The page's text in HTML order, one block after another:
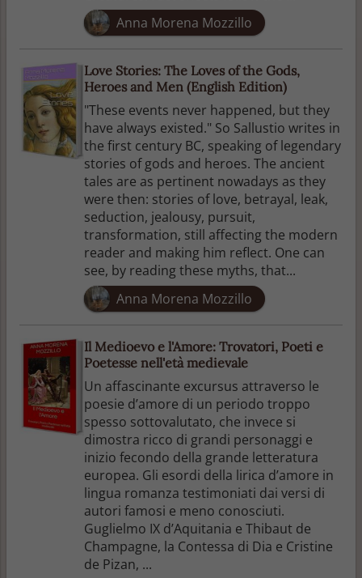
Anna Morena Mozzillo
Love Stories: The Loves of the Gods,
Heroes and Men (English Edition)
"These events never happened, but they
have always existed." So Sallustio writes in
the first century BC, speaking of legendary
stories of gods and heroes. The ancient
tales are as pertinent nowadays as they
were then: stories of love, betrayal, leak,
seduction, jealousy, pursuit,
transformation, still affecting the modern
reader and making him reflect. One can
see, by reading these myths, that...
Anna Morena Mozzillo
Il Medioevo e l'Amore: Trovatori, Poeti e
Poetesse nell'età medievale
Un affascinante excursus attraverso le
poesie d’amore di un periodo troppo
spesso sottovalutato, che invece si
dimostra ricco di grandi personaggi e
inizio fecondo della grande letteratura
europea. Gli esordi della lirica d’amore in
lingua romanza testimoniati dai versi di
autori famosi e meno conosciuti.
Guglielmo IX d’Aquitania e Thibaut de
Champagne, la Contessa di Dia e Cristine
de Pizan, ...